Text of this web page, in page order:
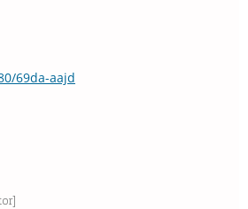
69da-aajd